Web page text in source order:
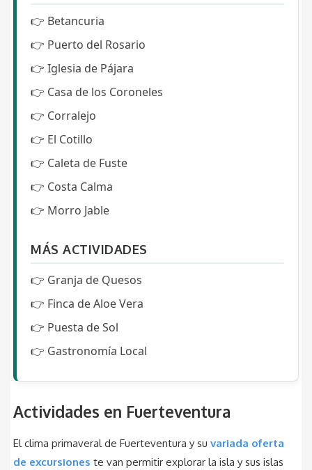
👉 Betancuria
👉 Puerto del Rosario
👉Iglesia de Pájara
👉 Casa de los Coroneles
👉 Corralejo
👉 El Cotillo
👉 Caleta de Fuste
👉 Costa Calma
👉 Morro Jable
MÁS ACTIVIDADES
👉 Granja de Quesos
👉 Finca de Aloe Vera
👉 Puesta de Sol
👉 Gastronomía Local
Actividades en Fuerteventura
El clima primaveral de Fuerteventura y suvariada oferta
de excursiones te van permitir explorar la isla y sus islas